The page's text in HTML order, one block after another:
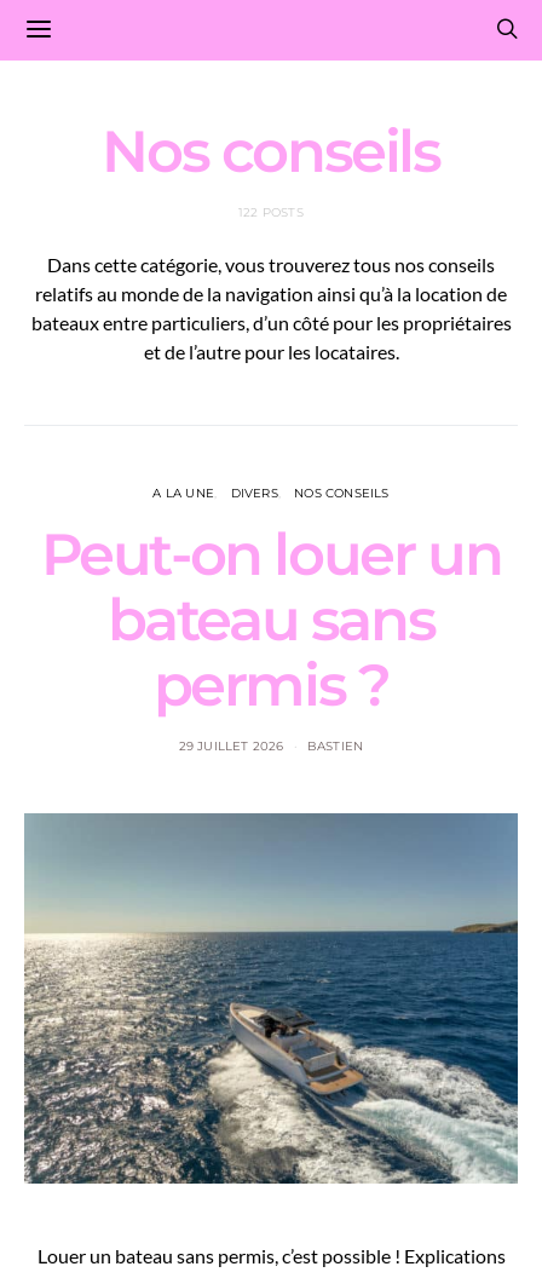
Nos conseils
122 POSTS
Dans cette catégorie, vous trouverez tous nos conseils
relatifs au monde de la navigation ainsi qu’à la location de
bateaux entre particuliers, d’un côté pour les propriétaires
et de l’autre pour les locataires.
A LA UNE DIVERS NOS CONSEILS
Peut-on louer un
bateau sans
permis ?
29 JUILLET 2026 BASTIEN
Louer un bateau sans permis, c’est possible ! Explications